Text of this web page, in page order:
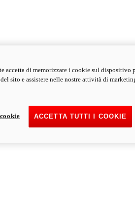
accetta di memorizzare i cookie sul dispositivo
sito e assistere nelle nostre attività di
ACCETTA TUTTI I COOKIE